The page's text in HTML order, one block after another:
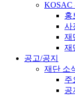
KOSAC
홍
사
재
재
공고/공지
재단 소
주
공